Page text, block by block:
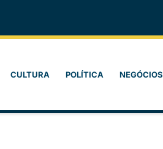
CULTURA POLÍTICA NEGÓCIOS